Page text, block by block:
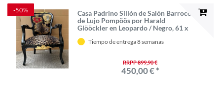
-50%
Casa Padrino Sillón de Salón Barroco
de Lujo Pompöös por Harald
Glööckler en Leopardo / Negro, 61 x
Tiempo de entrega 8 semanas
RRPP 899,90 €
450,00 € *